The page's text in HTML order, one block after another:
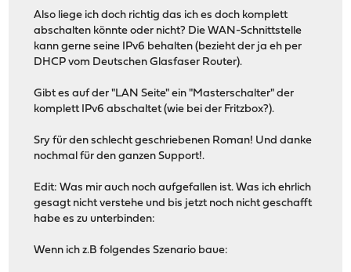
Also liege ich doch richtig das ich es doch komplett
abschalten könnte oder nicht? Die WAN-Schnittstelle
kann gerne seine IPv6 behalten (bezieht der ja eh per
DHCP vom Deutschen Glasfaser Router).
Gibt es auf der "LAN Seite" ein "Masterschalter" der
komplett IPv6 abschaltet (wie bei der Fritzbox?).
Sry für den schlecht geschriebenen Roman! Und danke
nochmal für den ganzen Support!.
Edit: Was mir auch noch aufgefallen ist. Was ich ehrlich
gesagt nicht verstehe und bis jetzt noch nicht geschafft
habe es zu unterbinden:
Wenn ich z.B folgendes Szenario baue: